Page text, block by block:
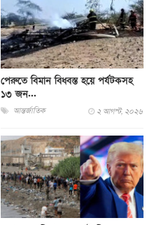
পেরুতে বিমান বিধ্বস্ত হয়ে পর্যটকসহ
১৩ জন...
আন্তর্জাতিক ২ আগস্ট, ২০২৬